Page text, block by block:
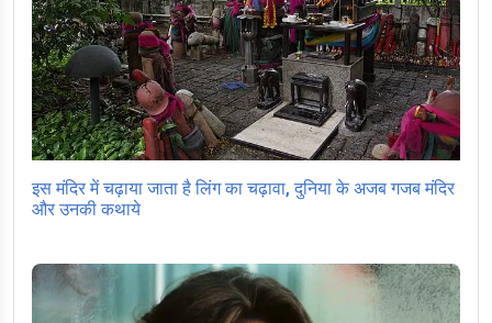
इस मंदिर में चढ़ाया जाता है लिंग का चढ़ावा, दुनिया के अजब गजब मंदिर
और उनकी कथाये